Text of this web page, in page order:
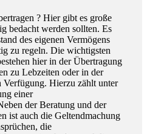
? Hier gibt es große
bedacht werden sollten. Es
des eigenen Vermögens
zu regeln. Die wichtigsten
hier in der Übertragung
zu Lebzeiten oder in der
Verfügung. Hierzu zählt unter
einer
der Beratung und der
ist auch die Geltendmachung
die